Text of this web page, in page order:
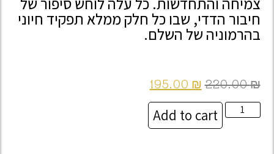
חיבור הדדי, שבו כל חלק ממלא תפקיד חיוני
בהרמוניה של השלם.
220.00₪
195.00 ₪
Add to cart